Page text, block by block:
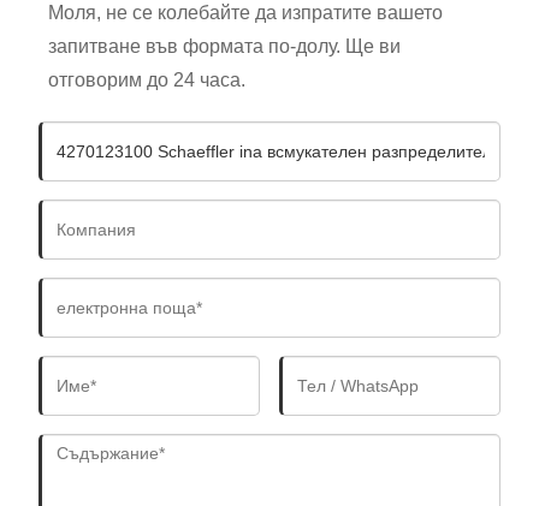
Моля, не се колебайте да изпратите вашето
запитване във формата по-долу. Ще ви
отговорим до 24 часа.